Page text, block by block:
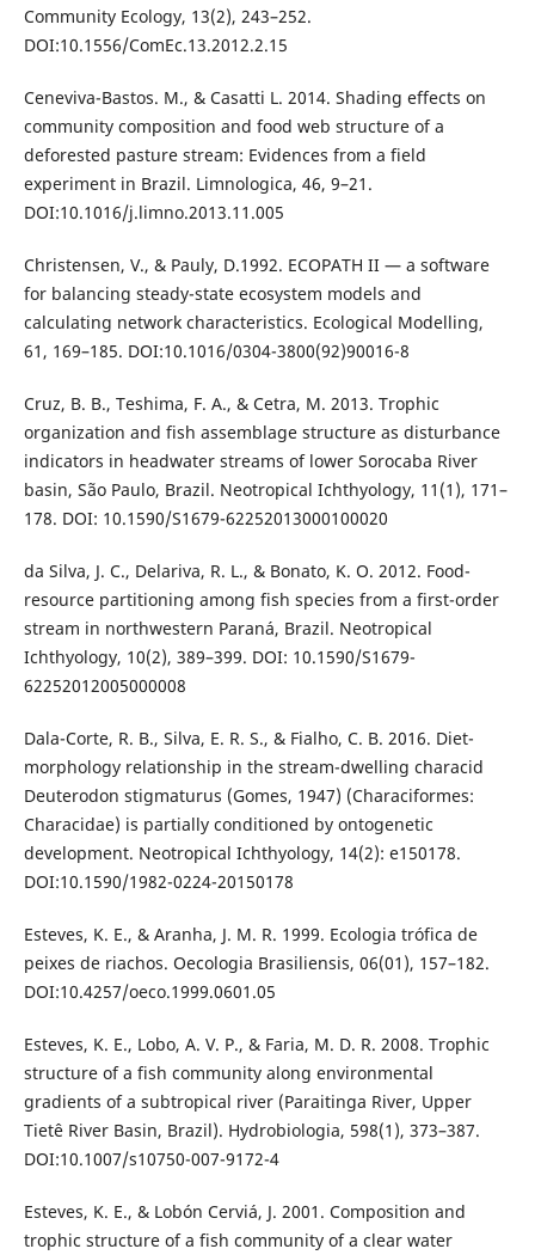
Community Ecology, 13(2), 243–252.
DOI:10.1556/ComEc.13.2012.2.15
Ceneviva-Bastos. M., & Casatti L. 2014. Shading effects on
community composition and food web structure of a
deforested pasture stream: Evidences from a field
experiment in Brazil. Limnologica, 46, 9–21.
DOI:10.1016/j.limno.2013.11.005
Christensen, V., & Pauly, D.1992. ECOPATH II — a software
for balancing steady-state ecosystem models and
calculating network characteristics. Ecological Modelling,
61, 169–185. DOI:10.1016/0304-3800(92)90016-8
Cruz, B. B., Teshima, F. A., & Cetra, M. 2013. Trophic
organization and fish assemblage structure as disturbance
indicators in headwater streams of lower Sorocaba River
basin, São Paulo, Brazil. Neotropical Ichthyology, 11(1), 171–
178. DOI: 10.1590/S1679-62252013000100020
da Silva, J. C., Delariva, R. L., & Bonato, K. O. 2012. Food-
resource partitioning among fish species from a first-order
stream in northwestern Paraná, Brazil. Neotropical
Ichthyology, 10(2), 389–399. DOI: 10.1590/S1679-
62252012005000008
Dala-Corte, R. B., Silva, E. R. S., & Fialho, C. B. 2016. Diet-
morphology relationship in the stream-dwelling characid
Deuterodon stigmaturus (Gomes, 1947) (Characiformes:
Characidae) is partially conditioned by ontogenetic
development. Neotropical Ichthyology, 14(2): e150178.
DOI:10.1590/1982-0224-20150178
Esteves, K. E., & Aranha, J. M. R. 1999. Ecologia trófica de
peixes de riachos. Oecologia Brasiliensis, 06(01), 157–182.
DOI:10.4257/oeco.1999.0601.05
Esteves, K. E., Lobo, A. V. P., & Faria, M. D. R. 2008. Trophic
structure of a fish community along environmental
gradients of a subtropical river (Paraitinga River, Upper
Tietê River Basin, Brazil). Hydrobiologia, 598(1), 373–387.
DOI:10.1007/s10750-007-9172-4
Esteves, K. E., & Lobón Cerviá, J. 2001. Composition and
trophic structure of a fish community of a clear water